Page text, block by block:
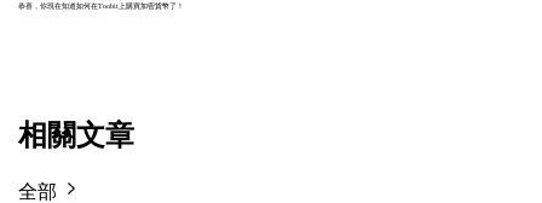
恭喜，你現在知道如何在Toobit上購買加密貨幣了！
相關文章
全部